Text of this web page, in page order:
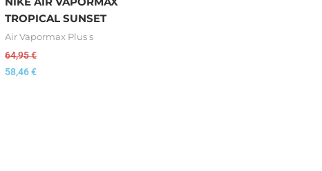
TROPICAL SUNSET
Air Vapormax Plus s
64,95€
58,46€